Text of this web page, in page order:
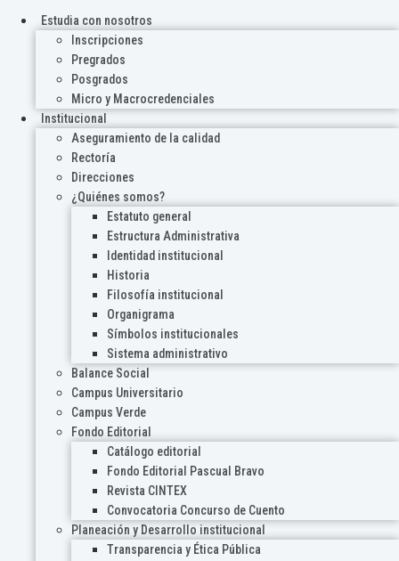
Estudia con nosotros
Inscripciones
Pregrados
Posgrados
Micro y Macrocredenciales
Institucional
Aseguramiento de la calidad
Rectoría
Direcciones
¿Quiénes somos?
Estatuto general
Estructura Administrativa
Identidad institucional
Historia
Filosofía institucional
Organigrama
Símbolos institucionales
Sistema administrativo
Balance Social
Campus Universitario
Campus Verde
Fondo Editorial
Catálogo editorial
Fondo Editorial Pascual Bravo
Revista CINTEX
Convocatoria Concurso de Cuento
Planeación y Desarrollo institucional
Transparencia y Ética Pública